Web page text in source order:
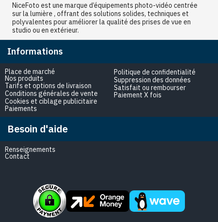
NiceFoto est une marque d’équipements photo-vidéo centrée
sur la lumière , offrant des solutions solides, techniques et
polyvalentes pour améliorer la qualité des prises de vue en
studio ou en extérieur.
Informations
Place de marché
Nos produits
Tarifs et options de livraison
Conditions générales de vente
Cookies et ciblage publicitaire
Paiements
Politique de confidentialité
Suppression des données
Satisfait ou rembourser
Paiement X fois
Besoin d'aide
Renseignements
Contact